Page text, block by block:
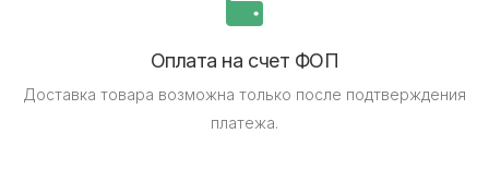
Оплата на счет ФОП
Доставка товара возможна только после подтверждения
платежа.